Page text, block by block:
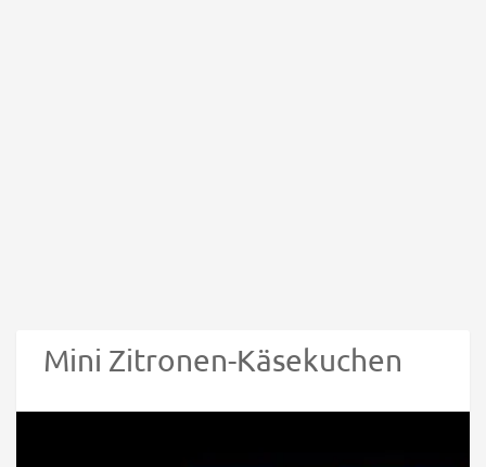
Mini Zitronen-Käsekuchen